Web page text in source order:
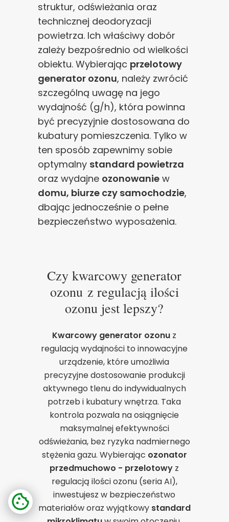
struktur, odświeżania oraz
technicznej deodoryzacji
powietrza. Ich właściwy dobór
zależy bezpośrednio od wielkości
obiektu. Wybierając przelotowy
generator ozonu, należy zwrócić
szczególną uwagę na jego
wydajność (g/h), która powinna
być precyzyjnie dostosowana do
kubatury pomieszczenia. Tylko w
ten sposób zapewnimy sobie
optymalny standard powietrza
oraz wydajne ozonowanie w
domu, biurze czy samochodzie,
dbając jednocześnie o pełne
bezpieczeństwo wyposażenia.
Czy kwarcowy generator
ozonu z regulacją ilości
ozonu jest lepszy?
Kwarcowy generator ozonu z
regulacją wydajności to innowacyjne
urządzenie, które umożliwia
precyzyjne dostosowanie produkcji
aktywnego tlenu do indywidualnych
potrzeb i kubatury wnętrza. Taka
kontrola pozwala na osiągnięcie
maksymalnej efektywności
odświeżania, bez ryzyka nadmiernego
stężenia gazu. Wybierając ozonator
przedmuchowo - przelotowy z
regulacją ilości ozonu (seria AI),
inwestujesz w bezpieczeństwo
materiałów oraz wyjątkowy standard